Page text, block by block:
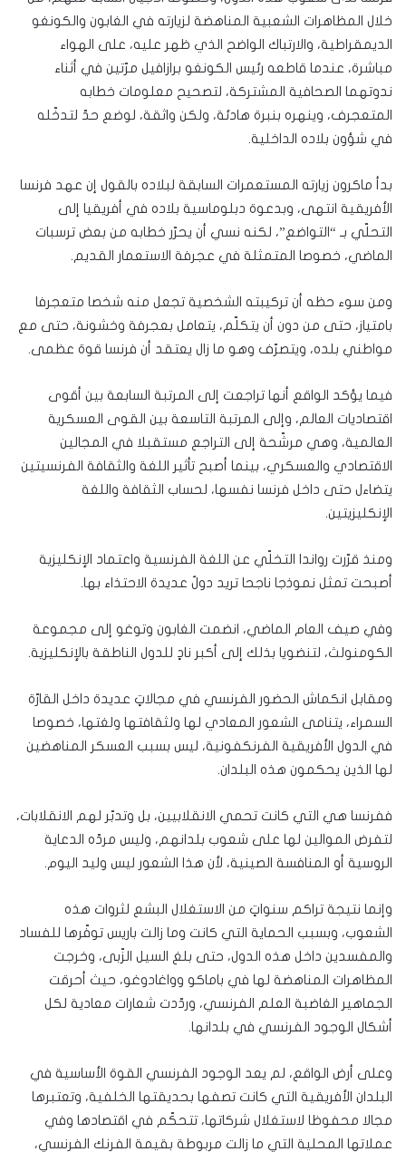
خلال المظاهرات الشعبية المناهضة لزيارته في الغابون والكونغو
الديمقراطية، والارتباك الواضح الذي ظهر عليه، على الهواء
مباشرة، عندما قاطعه رئيس الكونغو برازافيل مرّتين في أثناء
ندوتهما الصحافية المشتركة، لتصحيح معلومات خطابه
المتعجرف، وينهره بنبرة هادئة، ولكن واثقة، لوضع حدّ لتدخّله
في شؤون بلاده الداخلية.
بدأ ماكرون زيارته المستعمرات السابقة لبلاده بالقول إن عهد فرنسا
الأفريقية انتهى، وبدعوة دبلوماسية بلاده في أفريقيا إلى
التحلّي بـ “التواضع”، لكنه نسي أن يحرّر خطابه من بعض ترسبات
الماضي، خصوصا المتمثلة في عجرفة الاستعمار القديم.
ومن سوء حظه أن تركيبته الشخصية تجعل منه شخصا متعجرفا
بامتياز، حتى من دون أن يتكلّم، يتعامل بعجرفة وخشونة، حتى مع
مواطني بلده، ويتصرّف وهو ما زال يعتقد أن فرنسا قوة عظمى.
فيما يؤكد الواقع أنها تراجعت إلى المرتبة السابعة بين أقوى
اقتصاديات العالم، وإلى المرتبة التاسعة بين القوى العسكرية
العالمية، وهي مرشّحة إلى التراجع مستقبلا في المجالين
الاقتصادي والعسكري، بينما أصبح تأثير اللغة والثقافة الفرنسيتين
يتضاءل حتى داخل فرنسا نفسها، لحساب الثقافة واللغة
الإنكليزيتين.
ومنذ قرّرت رواندا التخلّي عن اللغة الفرنسية واعتماد الإنكليزية
أصبحت تمثل نموذجا ناجحا تريد دولٌ عديدة الاحتذاء بها.
وفي صيف العام الماضي، انضمت الغابون وتوغو إلى مجموعة
الكومنولث، لتنضويا بذلك إلى أكبر نادٍ للدول الناطقة بالإنكليزية.
ومقابل انكماش الحضور الفرنسي في مجالاتٍ عديدة داخل القارّة
السمراء، يتنامى الشعور المعادي لها ولثقافتها ولغتها، خصوصا
في الدول الأفريقية الفرنكفونية، ليس بسبب العسكر المناهضين
لها الذين يحكمون هذه البلدان.
ففرنسا هي التي كانت تحمي الانقلابيين، بل وتدبّر لهم الانقلابات،
لتفرض الموالين لها على شعوب بلدانهم، وليس مردّه الدعاية
الروسية أو المنافسة الصينية، لأن هذا الشعور ليس وليد اليوم.
وإنما نتيجة تراكم سنواتٍ من الاستغلال البشع لثروات هذه
الشعوب، وبسبب الحماية التي كانت وما زالت باريس توفّرها للفساد
والمفسدين داخل هذه الدول، حتى بلغ السيل الزّبى، وخرجت
المظاهرات المناهضة لها في باماكو وواغادوغو، حيث أحرقت
الجماهير الغاضبة العلم الفرنسي، وردّدت شعارات معادية لكل
أشكال الوجود الفرنسي في بلدانها.
وعلى أرض الواقع، لم يعد الوجود الفرنسي القوة الأساسية في
البلدان الأفريقية التي كانت تصفها بحديقتها الخلفية، وتعتبرها
مجالا محفوظا لاستغلال شركاتها، تتحكّم في اقتصادها وفي
عملاتها المحلية التي ما زالت مربوطة بقيمة الفرنك الفرنسي،